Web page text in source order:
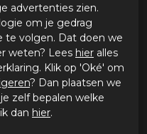
advertenties zien.
om je gedrag
te volgen. Dat doen we
weten? Lees hier alles
Klik op 'Oké' om
? Dan plaatsen we
zelf bepalen welke
dan hier.